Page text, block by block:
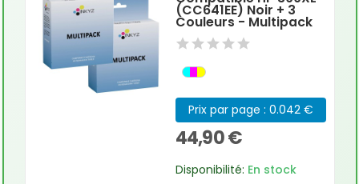
(CC641EE) Noir + 3
Couleurs - Multipack
Prix par page : 0.042 €
44,90 €
Disponibilité: En stock